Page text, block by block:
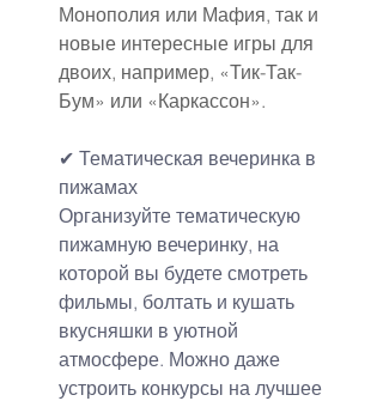
Монополия или Мафия, так и
новые интересные игры для
двоих, например, «Тик-Так-
Бум» или «Каркассон».
✔ Тематическая вечеринка в
пижамах
Организуйте тематическую
пижамную вечеринку, на
которой вы будете смотреть
фильмы, болтать и кушать
вкусняшки в уютной
атмосфере. Можно даже
устроить конкурсы на лучшее